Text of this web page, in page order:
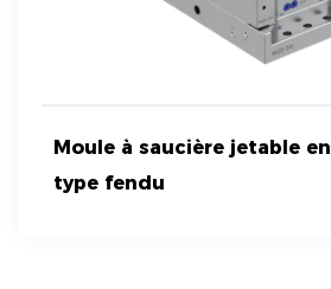
Moule à saucière jetable
type fendu